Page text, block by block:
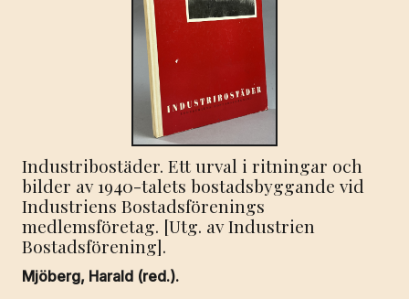
Industribostäder. Ett urval i ritningar och
bilder av 1940-talets bostadsbyggande vid
Industriens Bostadsförenings
medlemsföretag. [Utg. av Industrien
Bostadsförening].
Mjöberg, Harald (red.).